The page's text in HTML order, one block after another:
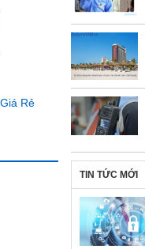
Rẻ
TIN TỨC MỚI